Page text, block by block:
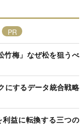
竹梅」なぜ松を狙うべ
にするデータ統合戦略
益に転換する三つの